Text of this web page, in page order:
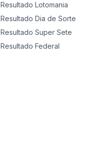
Resultado Lotomania
Resultado Dia de Sorte
Resultado Super Sete
Resultado Federal